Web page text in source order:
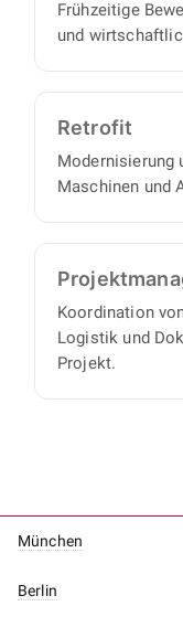
Frühzeitige
und
Retrofit
Modernisierung
Maschinen und
Koordination
Logistik und
Projekt.
München
Berlin